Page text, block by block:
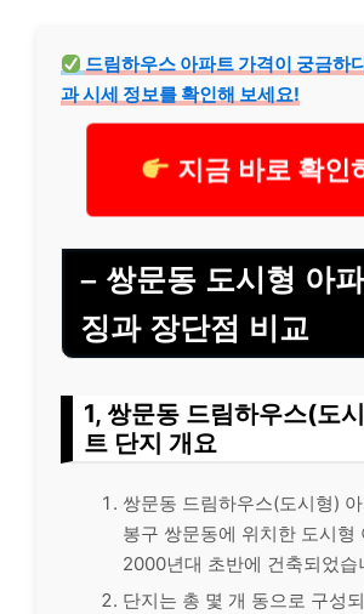
드림하우스 아파트 가격이 궁금하
과 시세 정보를 확인해 보세요!
지금 바로 확인
– 쌍문동 도시형 아
징과 장단점 비교
1, 쌍문동 드림하우스(도
트 단지 개요
쌍문동 드림하우스(도시형)
봉구 쌍문동에 위치한 도시형
2000년대 초반에 건축되었습
단지는 총 몇 개 동으로 구성